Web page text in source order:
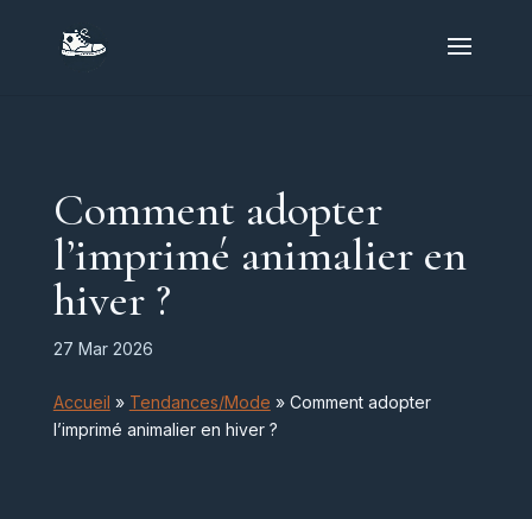
Comment adopter
l’imprimé animalier en
hiver ?
27 Mar 2026
Accueil » Tendances/Mode » Comment adopter
l’imprimé animalier en hiver ?